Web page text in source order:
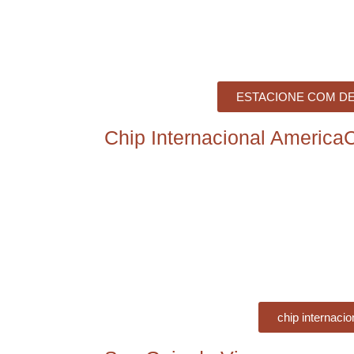
ESTACIONE COM
Chip Internacional
chip